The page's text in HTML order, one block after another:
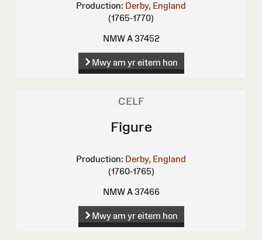
Production: Derby, England
(1765-1770)
NMW A 37452
Mwy am yr eitem hon
CELF
Figure
Production: Derby, England
(1760-1765)
NMW A 37466
Mwy am yr eitem hon